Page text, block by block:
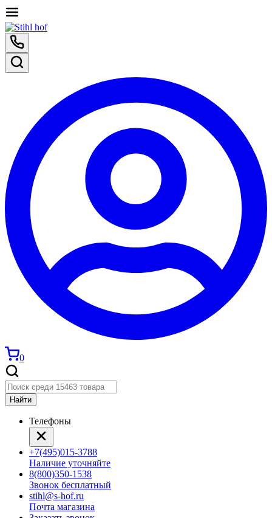
0
Найти
Телефоны
+7(495)015-3788
Наличие уточняйте
8(800)350-1538
Звонок бесплатный
stihl@s-hof.ru
Почта магазина